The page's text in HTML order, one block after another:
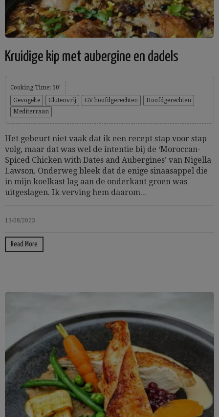
Kruidige kip met aubergine en dadels
Cooking Time: 50'
Gevogelte
Glutenvrij GV hoofdgerechten
Hoofdgerechten
Mediterraan
Het gebeurt niet vaak dat ik een recept stap voor stap
volg, maar dat was wel de intentie bij de ‘Moroccan-
Spiced Chicken with Dates and Aubergines’ van Nigella
Lawson. Onderweg bleek dat de enige sinaasappel die
in mijn koelkast lag aan de onderkant groen was
uitgeslagen. Ik verving hem daarom...
13/08/2023
Read More